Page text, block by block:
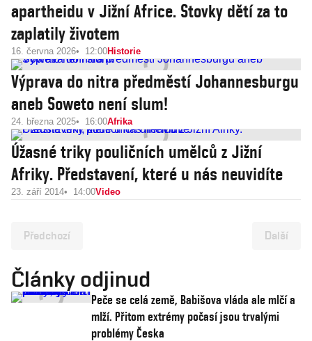
apartheidu v Jižní Africe. Stovky dětí za to
zaplatily životem
16. června 2026 12:00Historie
Výprava do nitra předměstí Johannesburgu
aneb Soweto není slum!
24. března 2025 16:00Afrika
Úžasné triky pouličních umělců z Jižní
Afriky. Představení, které u nás neuvidíte
23. září 2014 14:00Video
Předchozí Další
Články odjinud
Peče se celá země, Babišova vláda ale mlčí a
mlží. Přitom extrémy počasí jsou trvalými
problémy Česka